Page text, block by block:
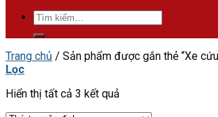
Tìm
kiếm:
Trang chủ / Sản phẩm được gắn thẻ “Xe
Lọc
Hiển thị tất cả 3 kết quả